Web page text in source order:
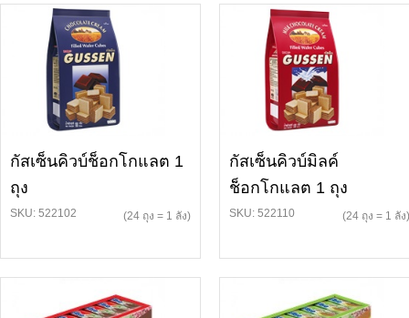
กัสเซ็นคิวบ์ช็อกโกแลต 1
ถุง
SKU: 522102 (24 ถุง = 1 ลัง)
กัสเซ็นคิวบ์มิลค์
ช็อกโกแลต 1 ถุง
SKU: 522110 (24 ถุง = 1 ลัง)